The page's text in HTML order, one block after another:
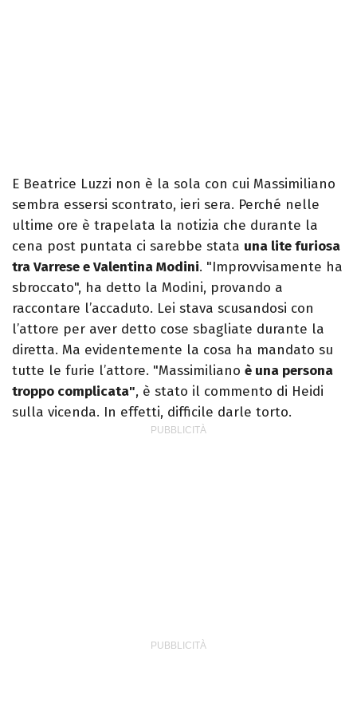
E Beatrice Luzzi non è la sola con cui Massimiliano
sembra essersi scontrato, ieri sera. Perché nelle
ultime ore è trapelata la notizia che durante la
cena post puntata ci sarebbe stata una lite furiosa
tra Varrese e Valentina Modini. "Improvvisamente ha
sbroccato", ha detto la Modini, provando a
raccontare l’accaduto. Lei stava scusandosi con
l’attore per aver detto cose sbagliate durante la
diretta. Ma evidentemente la cosa ha mandato su
tutte le furie l’attore. "Massimiliano è una persona
troppo complicata", è stato il commento di Heidi
sulla vicenda. In effetti, difficile darle torto.